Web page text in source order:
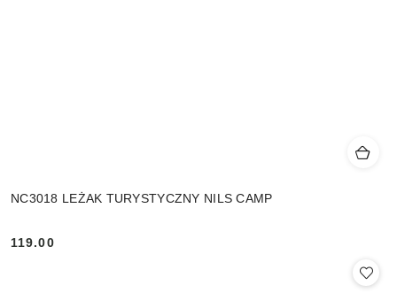
NC3018 LEŻAK TURYSTYCZNY NILS CAMP
Cena:
119.00